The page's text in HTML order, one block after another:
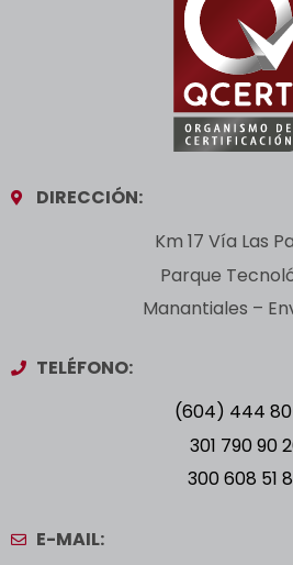
DIRECCIÓN:
Km 17 Vía Las
Parque
Manantiales –
TELÉFONO:
(604) 444
301 790 90
300 608 51
E-MAIL: